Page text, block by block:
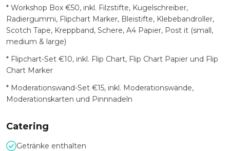
* Workshop Box €50, inkl. Filzstifte, Kugelschreiber,
Radiergummi, Flipchart Marker, Bleistifte, Klebebandroller,
Scotch Tape, Kreppband, Schere, A4 Papier, Post it (small,
medium & large)
* Flipchart-Set €10, inkl. Flip Chart, Flip Chart Papier und Flip
Chart Marker
* Moderationswand-Set €15, inkl. Moderationswände,
Moderationskarten und Pinnnadeln
Catering
Getränke enthalten